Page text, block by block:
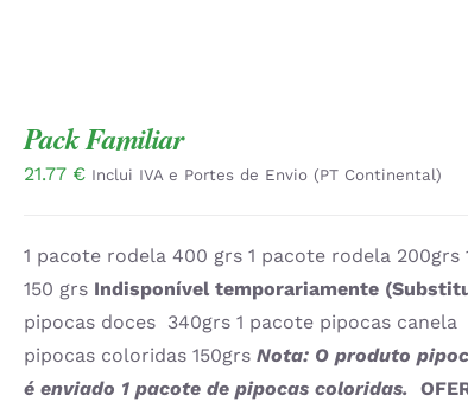
Pack Familiar
21.77 € Inclui IVA e Portes de Envio (PT Continental)
1 pacote rodela 400 grs 1 pacote rodela
150 grs Indisponível temporariamente
pipocas doces 340grs 1 pacote pipocas canela
pipocas coloridas 150grsNota: O produto
é enviado 1 pacote de pipocas coloridas.